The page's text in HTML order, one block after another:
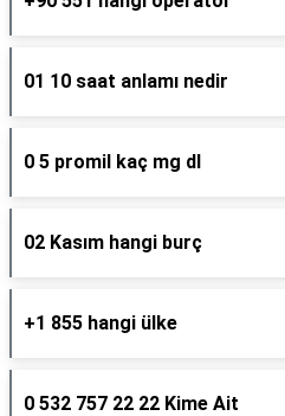
01 10 saat anlamı nedir
0 5 promil kaç mg dl
02 Kasım hangi burç
+1 855 hangi ülke
0 532 757 22 22 Kime Ait